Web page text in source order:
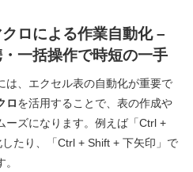
ロによる作業自動化 –
一括操作で時短の一手
は、エクセル表の自動化が重要で
ロを活用することで、表の作成や
ーズになります。例えば「Ctrl +
たり、「Ctrl + Shift + 下矢印」で